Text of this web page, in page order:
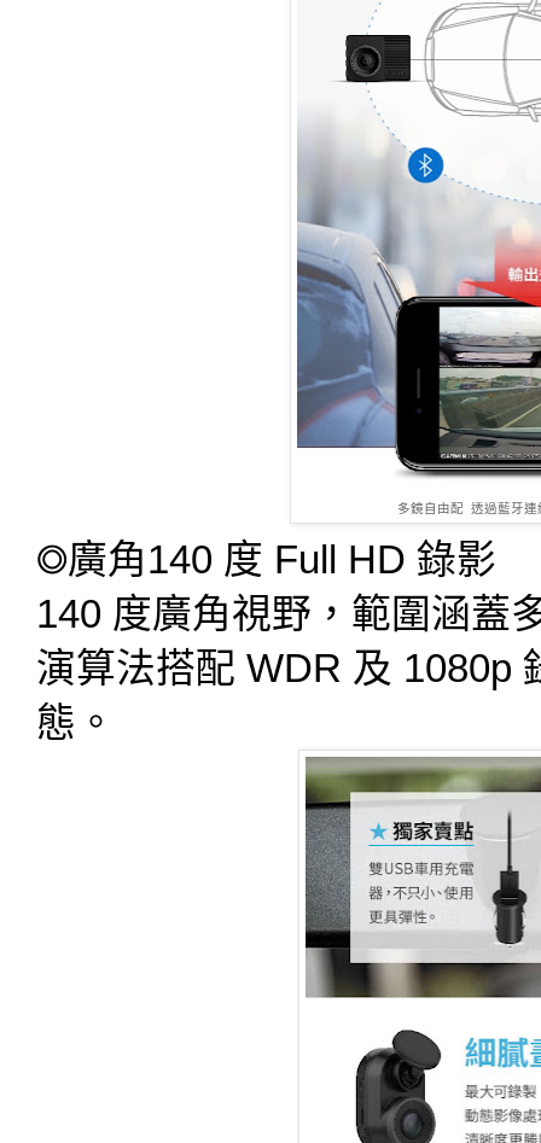
多鏡自由配 透過藍牙
◎廣角140 度 Full HD 錄影
140 度廣角視野，範圍涵蓋
演算法搭配 WDR 及 1080p
態。